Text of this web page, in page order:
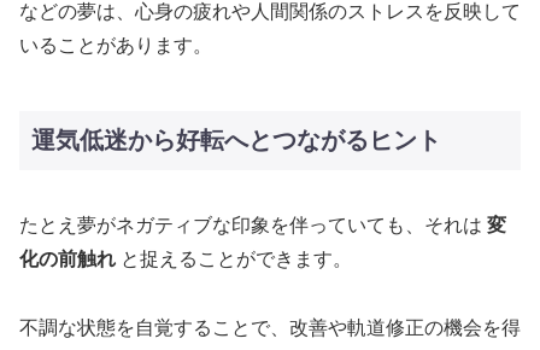
などの夢は、心身の疲れや人間関係のストレスを反映して
いることがあります。
運気低迷から好転へとつながるヒント
たとえ夢がネガティブな印象を伴っていても、それは 変
化の前触れ と捉えることができます。
不調な状態を自覚することで、改善や軌道修正の機会を得